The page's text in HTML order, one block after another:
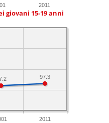
2011
giovani 15-19 anni
2011
97.3